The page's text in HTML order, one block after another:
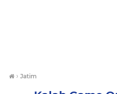
› Jatim